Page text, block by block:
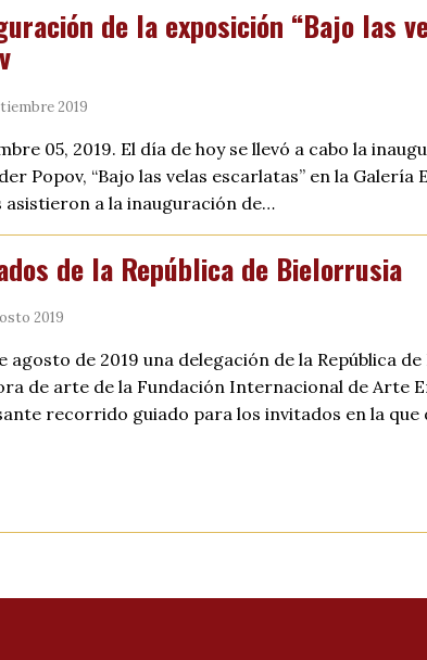
de la exposición “Bajo las
2019
05, 2019. El día de hoy se llevó a cabo la
Popov, “Bajo las velas escarlatas” en la
asistieron a la inauguración de…
de la República de Bielorrusia
2019
agosto de 2019 una delegación de la República
de arte de la Fundación Internacional de Arte
recorrido guiado para los invitados en la que